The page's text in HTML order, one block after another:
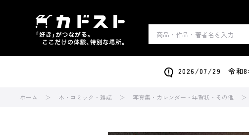
2026/07/29 令和8
ホーム 本・コミック・雑誌 写真集・カレンダー・年賀状・その他